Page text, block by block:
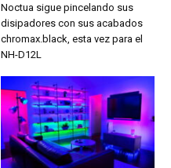
Noctua sigue pincelando sus
disipadores con sus acabados
chromax.black, esta vez para el
NH-D12L